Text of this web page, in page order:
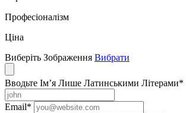
Професіоналізм
Ціна
Виберіть Зображення Вибрати
Вводьте Ім’я Лише Латинськими Літерами*
Email*